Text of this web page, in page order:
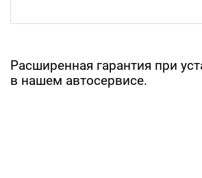
Расширенная гарантия при
в нашем автосервисе.